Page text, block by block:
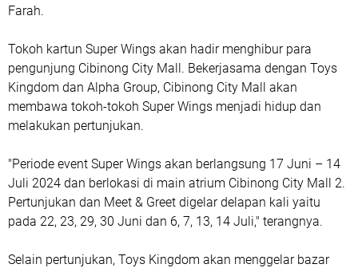
Farah.
Tokoh kartun Super Wings akan hadir menghibur para
pengunjung Cibinong City Mall. Bekerjasama dengan Toys
Kingdom dan Alpha Group, Cibinong City Mall akan
membawa tokoh-tokoh Super Wings menjadi hidup dan
melakukan pertunjukan.
"Periode event Super Wings akan berlangsung 17 Juni – 14
Juli 2024 dan berlokasi di main atrium Cibinong City Mall 2.
Pertunjukan dan Meet & Greet digelar delapan kali yaitu
pada 22, 23, 29, 30 Juni dan 6, 7, 13, 14 Juli," terangnya.
Selain pertunjukan, Toys Kingdom akan menggelar bazar